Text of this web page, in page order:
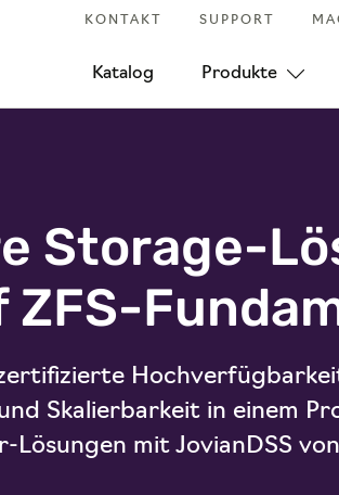
KONTAKT SUPPORT
Katalog Produkte
Storage-
ZFS-
Skalierbarkeit in einem
Lösungen mit JovianDSS